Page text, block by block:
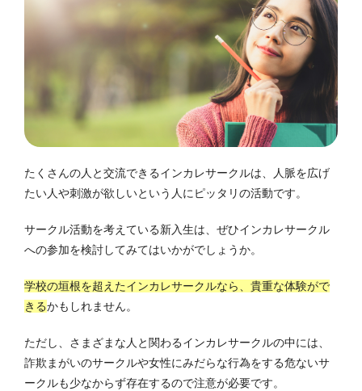
たくさんの人と交流できるインカレサークルは、人脈を広げ
たい人や刺激が欲しいという人にピッタリの活動です。
サークル活動を考えている新入生は、ぜひインカレサークル
への参加を検討してみてはいかがでしょうか。
学校の垣根を超えたインカレサークルなら、貴重な体験がで
きるかもしれません。
ただし、さまざまな人と関わるインカレサークルの中には、
詐欺まがいのサークルや女性にみだらな行為をする危ないサ
ークルも少なからず存在するので注意が必要です。